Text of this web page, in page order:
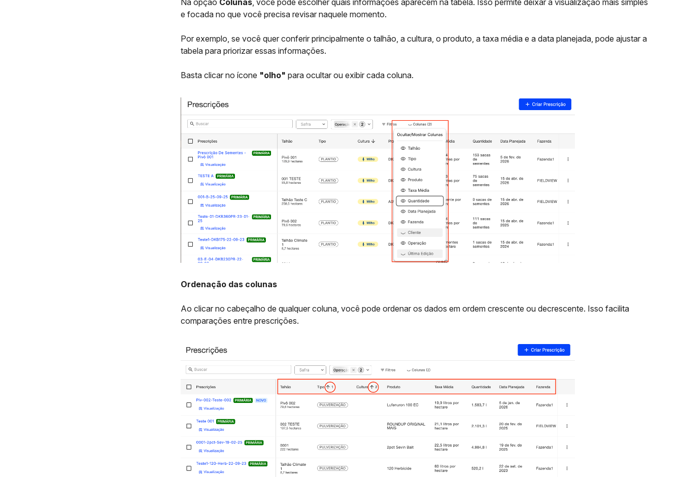
e focada no que você precisa revisar naquele momento.
Por exemplo, se você quer conferir principalmente o talhão, a cultura, o produto, a taxa média e a data planejada, pode ajustar a
tabela para priorizar essas informações.
Basta clicar no ícone ️ "olho" para ocultar ou exibir cada coluna.
Ordenação das colunas
Ao clicar no cabeçalho de qualquer coluna, você pode ordenar os dados em ordem crescente ou decrescente. Isso facilita
comparações entre prescrições.